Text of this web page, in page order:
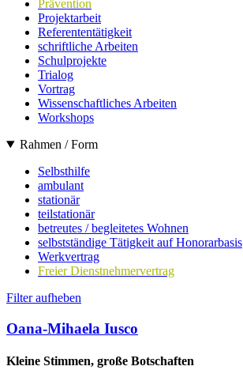
Prävention
Projektarbeit
Referententätigkeit
schriftliche Arbeiten
Schulprojekte
Trialog
Vortrag
Wissenschaftliches Arbeiten
Workshops
Rahmen / Form
Selbsthilfe
ambulant
stationär
teilstationär
betreutes / begleitetes Wohnen
selbstständige Tätigkeit auf Honorarbasis
Werkvertrag
Freier Dienstnehmervertrag
Filter aufheben
Oana-Mihaela Iusco
Kleine Stimmen, große Botschaften